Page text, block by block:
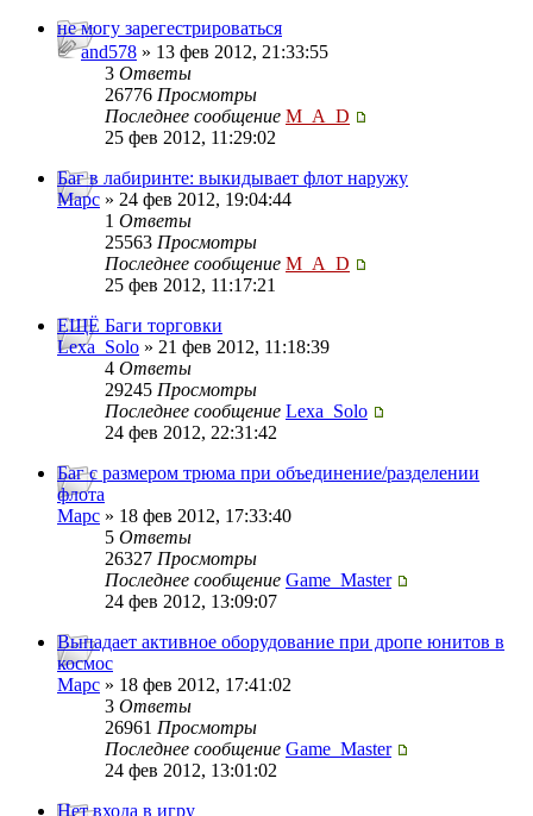
не могу зарегестрироваться
and578 » 13 фев 2012, 21:33:55
3 Ответы
26776 Просмотры
Последнее сообщение M_A_D
25 фев 2012, 11:29:02
Баг в лабиринте: выкидывает флот наружу
Mapc » 24 фев 2012, 19:04:44
1 Ответы
25563 Просмотры
Последнее сообщение M_A_D
25 фев 2012, 11:17:21
ЕЩЁ Баги торговки
Lexa_Solo » 21 фев 2012, 11:18:39
4 Ответы
29245 Просмотры
Последнее сообщение Lexa_Solo
24 фев 2012, 22:31:42
Баг с размером трюма при объединение/разделении
флота
Mapc » 18 фев 2012, 17:33:40
5 Ответы
26327 Просмотры
Последнее сообщение Game_Master
24 фев 2012, 13:09:07
Выпадает активное оборудование при дропе юнитов в
космос
Mapc » 18 фев 2012, 17:41:02
3 Ответы
26961 Просмотры
Последнее сообщение Game_Master
24 фев 2012, 13:01:02
Нет входа в игру